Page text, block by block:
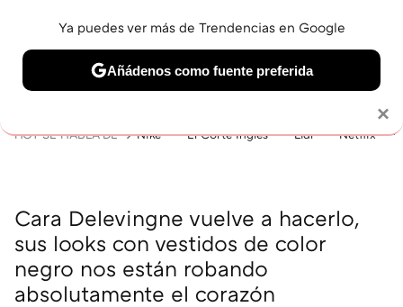
BELLEZA SHOPPING VIAJES GASTRO SNEAKERS
HOY SE HABLA DE Nike El Corte Inglés Lidl Netflix
Cara Delevingne vuelve a hacerlo,
sus looks con vestidos de color
negro nos están robando
absolutamente el corazón
×
Ya puedes ver más de Trendencias en Google
Añádenos como fuente preferida